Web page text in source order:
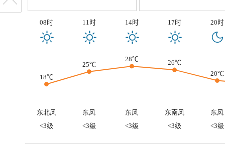
08时 11时 14时 17时 20时
18℃
25℃
28℃
26℃
20℃
东北风 东风 东风 东南风
东风
<3级
<3级 <3级 <3级 <3级